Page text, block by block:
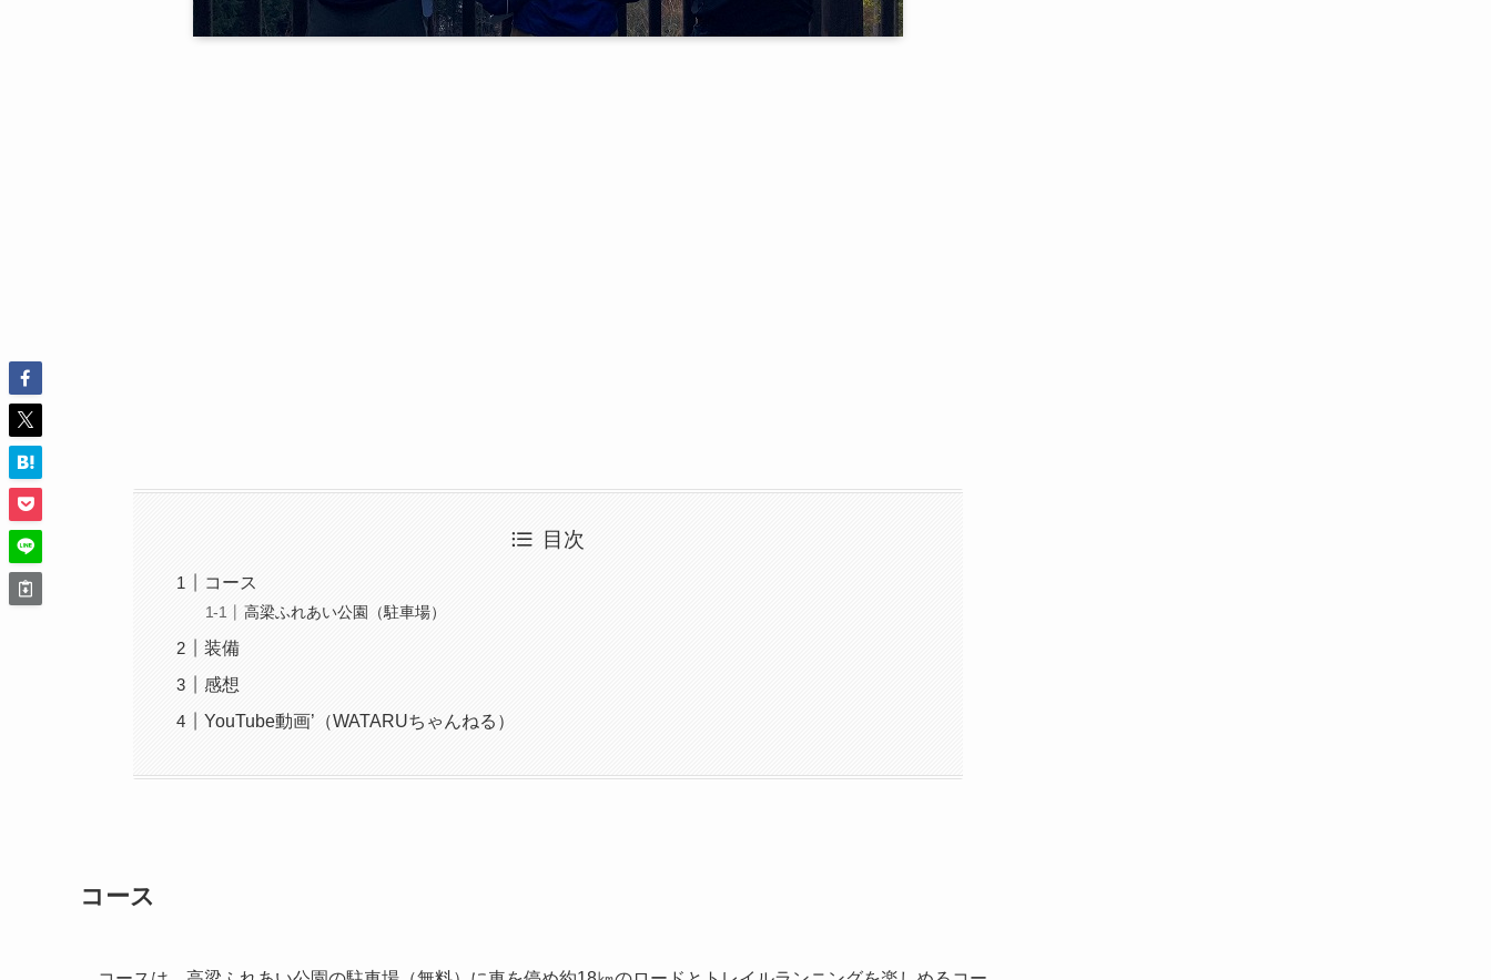
目次
コース
高梁ふれあい公園（駐車場）
装備
感想
YouTube動画’（WATARUちゃんねる）
コース